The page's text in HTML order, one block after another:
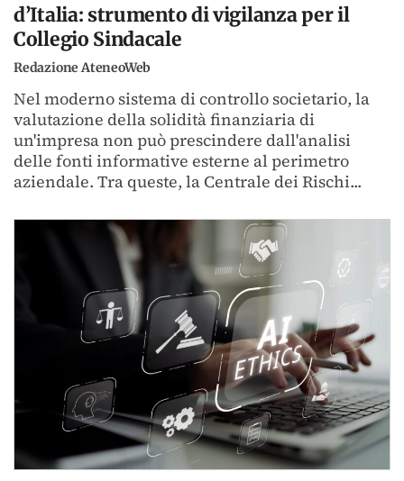
d’Italia: strumento di vigilanza per il
Collegio Sindacale
Redazione AteneoWeb
Nel moderno sistema di controllo societario, la
valutazione della solidità finanziaria di
un'impresa non può prescindere dall'analisi
delle fonti informative esterne al perimetro
aziendale. Tra queste, la Centrale dei Rischi...